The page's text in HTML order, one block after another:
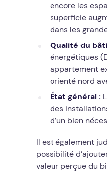
encore les
superficie
dans les
Qualité du
énergétiques
appartement
orienté nord
État général :
des
d’un bien
Il est également
possibilité
valeur perçue du